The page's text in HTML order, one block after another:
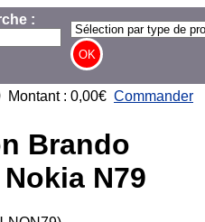
:
Montant : 0,00€ Commander
Brando
N79